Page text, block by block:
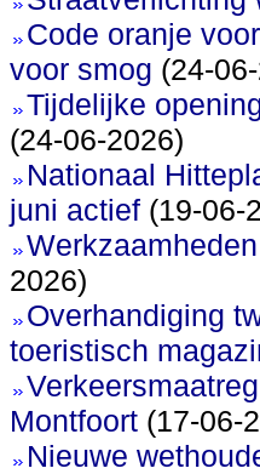
Code oranje
voor smog (24-
Tijdelijke
(24-06-2026)
Nationaal
juni actief(19-06-
2026)
Overhandiging
toeristisch
Montfoort(17-06-
Nieuwe